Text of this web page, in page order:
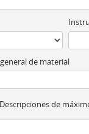
de material
Descripciones de